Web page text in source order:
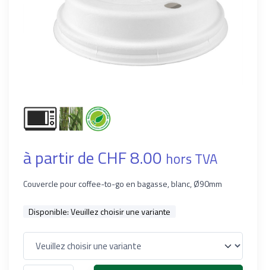
à partir de CHF 8.00 hors TVA
Couvercle pour coffee-to-go en bagasse, blanc, Ø90mm
Disponible:Veuillez choisir une variante